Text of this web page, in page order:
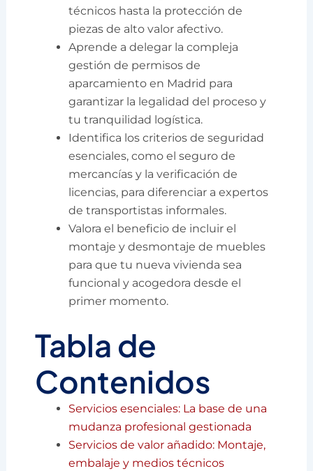
técnicos hasta la protección de
piezas de alto valor afectivo.
Aprende a delegar la compleja
gestión de permisos de
aparcamiento en Madrid para
garantizar la legalidad del proceso y
tu tranquilidad logística.
Identifica los criterios de seguridad
esenciales, como el seguro de
mercancías y la verificación de
licencias, para diferenciar a expertos
de transportistas informales.
Valora el beneficio de incluir el
montaje y desmontaje de muebles
para que tu nueva vivienda sea
funcional y acogedora desde el
primer momento.
Tabla de
Contenidos
Servicios esenciales: La base de una
mudanza profesional gestionada
Servicios de valor añadido: Montaje,
embalaje y medios técnicos